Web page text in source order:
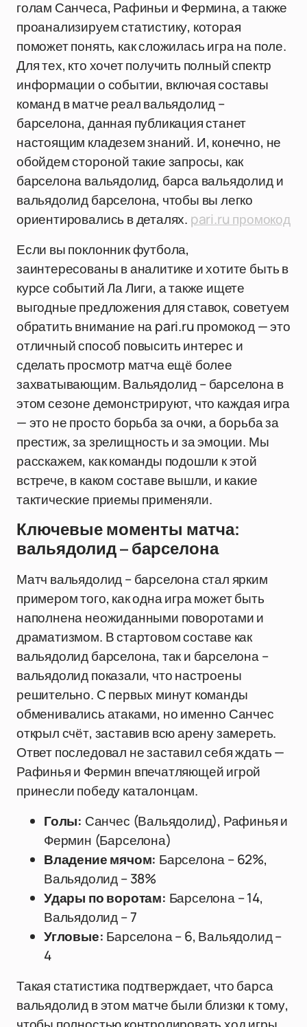
голам Санчеса, Рафиньи и Фермина, а также
проанализируем статистику, которая
поможет понять, как сложилась игра на поле.
Для тех, кто хочет получить полный спектр
информации о событии, включая составы
команд в матче реал вальядолид –
барселона, данная публикация станет
настоящим кладезем знаний. И, конечно, не
обойдем стороной такие запросы, как
барселона вальядолид, барса вальядолид и
вальядолид барселона, чтобы вы легко
ориентировались в деталях. pari.ru промокод
Если вы поклонник футбола,
заинтересованы в аналитике и хотите быть в
курсе событий Ла Лиги, а также ищете
выгодные предложения для ставок, советуем
обратить внимание на pari.ru промокод — это
отличный способ повысить интерес и
сделать просмотр матча ещё более
захватывающим. Вальядолид – барселона в
этом сезоне демонстрируют, что каждая игра
— это не просто борьба за очки, а борьба за
престиж, за зрелищность и за эмоции. Мы
расскажем, как команды подошли к этой
встрече, в каком составе вышли, и какие
тактические приемы применяли.
Ключевые моменты матча:
вальядолид – барселона
Матч вальядолид – барселона стал ярким
примером того, как одна игра может быть
наполнена неожиданными поворотами и
драматизмом. В стартовом составе как
вальядолид барселона, так и барселона –
вальядолид показали, что настроены
решительно. С первых минут команды
обменивались атаками, но именно Санчес
открыл счёт, заставив всю арену замереть.
Ответ последовал не заставил себя ждать —
Рафинья и Фермин впечатляющей игрой
принесли победу каталонцам.
Голы: Санчес (Вальядолид), Рафинья и
Фермин (Барселона)
Владение мячом: Барселона – 62%,
Вальядолид – 38%
Удары по воротам: Барселона – 14,
Вальядолид – 7
Угловые: Барселона – 6, Вальядолид –
4
Такая статистика подтверждает, что барса
вальядолид в этом матче были близки к тому,